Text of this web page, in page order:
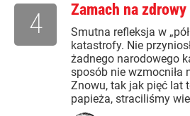
Zamach na
Smutna refleksja w
katastrofy. Nie
żadnego narodowego
sposób nie wzmocniła
Znowu, tak jak pięć lat
papieża, straciliśmy
4